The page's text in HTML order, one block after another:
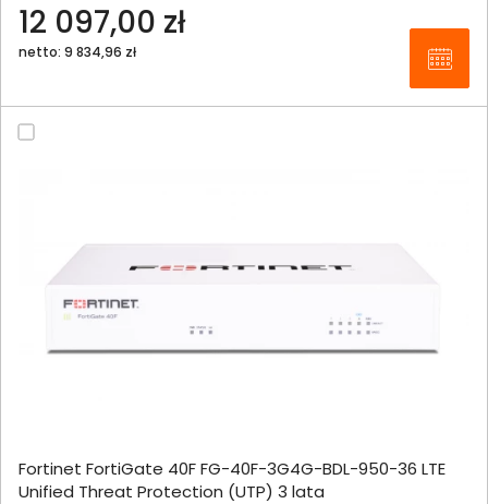
12 097,00 zł
netto: 9 834,96 zł
Fortinet FortiGate 40F FG-40F-3G4G-BDL-950-36 LTE
Unified Threat Protection (UTP) 3 lata